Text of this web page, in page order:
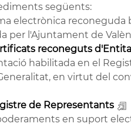
següents:
electrònica
per l'Ajuntament de
reconeguts
habilitada en el
en virtut del
de Representants
en suport